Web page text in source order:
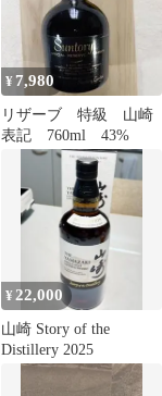
¥ 7,980
リザーブ 特級 山崎
表記 760ml 43%
¥22,000
山崎 Story of the
Distillery 2025